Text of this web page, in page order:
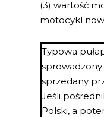
(3) wartość
motocykl
Typowa
sprowadzony
sprzedany
Jeśli
Polski, a